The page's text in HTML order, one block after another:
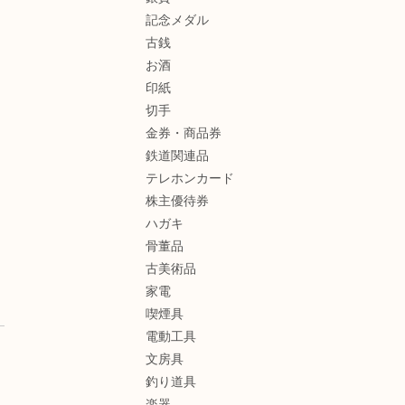
記念メダル
古銭
お酒
印紙
切手
金券・商品券
鉄道関連品
テレホンカード
株主優待券
ハガキ
骨董品
古美術品
家電
喫煙具
電動工具
文房具
釣り道具